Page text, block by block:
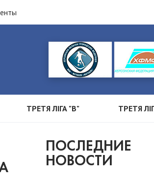
ТРЕТЯ ЛІГА "B" ТРЕТЯ
ПОСЛЕДНИЕ
НОВОСТИ